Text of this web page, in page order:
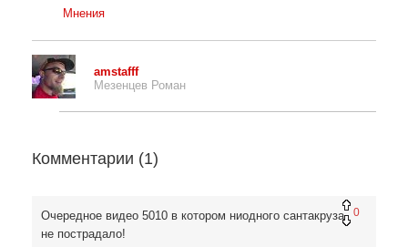
Мнения
amstafff
Мезенцев Роман
Комментарии (1)
0
Очередное видео 5010 в котором ниодного сантакруза
не пострадало!